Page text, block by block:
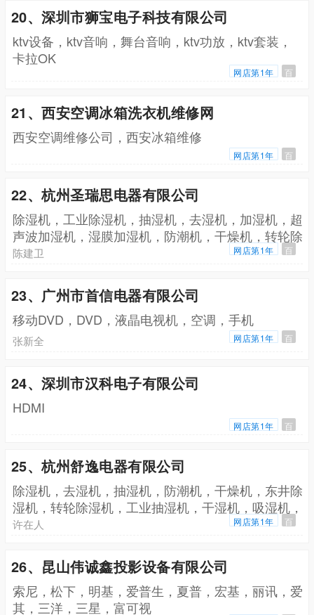
20、深圳市狮宝电子科技有限公司
ktv设备，ktv音响，舞台音响，ktv功放，ktv套装，
卡拉OK
网店第1年 百
21、西安空调冰箱洗衣机维修网
西安空调维修公司，西安冰箱维修
网店第1年 百
22、杭州圣瑞思电器有限公司
除湿机，工业除湿机，抽湿机，去湿机，加湿机，超
声波加湿机，湿膜加湿机，防潮机，干燥机，转轮除
湿机，防爆除湿机，恒温恒湿机
陈建卫 网店第1年 百
23、广州市首信电器有限公司
移动DVD，DVD，液晶电视机，空调，手机
张新全 网店第1年 百
24、深圳市汉科电子有限公司
HDMI
网店第1年 百
25、杭州舒逸电器有限公司
除湿机，去湿机，抽湿机，防潮机，干燥机，东井除
湿机，转轮除湿机，工业抽湿机，干湿机，吸湿机，
上海除湿机，广东除湿机
许在人 网店第1年 百
26、昆山伟诚鑫投影设备有限公司
索尼，松下，明基，爱普生，夏普，宏基，丽讯，爱
其，三洋，三星，富可视